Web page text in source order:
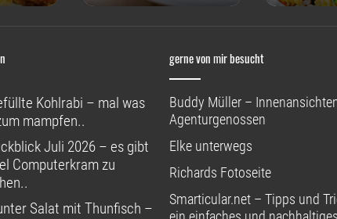
Kohlrabi – mal was
mampfen..
Juli 2026 – es gibt
Computerkram zu
Salat mit Thunfisch –
gerne von mir besucht
Buddy Müller –
Agenturgenossen
Elke unterwegs
Richards Fotoseite
Smarticular.net – Tipps und